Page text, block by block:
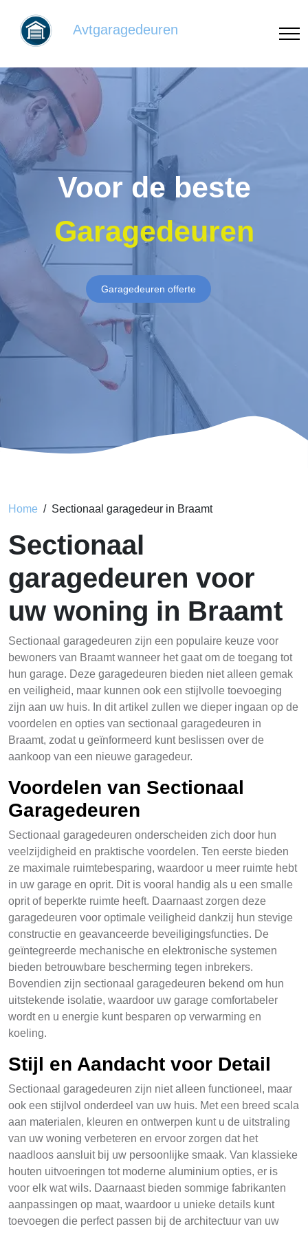
Avtgaragedeuren
Voor de beste
Garagedeuren
Garagedeuren offerte
Home Sectionaal garagedeur in Braamt
Sectionaal
garagedeuren voor
uw woning in Braamt
Sectionaal garagedeuren zijn een populaire keuze voor
bewoners van Braamt wanneer het gaat om de toegang tot
hun garage. Deze garagedeuren bieden niet alleen gemak
en veiligheid, maar kunnen ook een stijlvolle toevoeging
zijn aan uw huis. In dit artikel zullen we dieper ingaan op de
voordelen en opties van sectionaal garagedeuren in
Braamt, zodat u geïnformeerd kunt beslissen over de
aankoop van een nieuwe garagedeur.
Voordelen van Sectionaal
Garagedeuren
Sectionaal garagedeuren onderscheiden zich door hun
veelzijdigheid en praktische voordelen. Ten eerste bieden
ze maximale ruimtebesparing, waardoor u meer ruimte hebt
in uw garage en oprit. Dit is vooral handig als u een smalle
oprit of beperkte ruimte heeft. Daarnaast zorgen deze
garagedeuren voor optimale veiligheid dankzij hun stevige
constructie en geavanceerde beveiligingsfuncties. De
geïntegreerde mechanische en elektronische systemen
bieden betrouwbare bescherming tegen inbrekers.
Bovendien zijn sectionaal garagedeuren bekend om hun
uitstekende isolatie, waardoor uw garage comfortabeler
wordt en u energie kunt besparen op verwarming en
koeling.
Stijl en Aandacht voor Detail
Sectionaal garagedeuren zijn niet alleen functioneel, maar
ook een stijlvol onderdeel van uw huis. Met een breed scala
aan materialen, kleuren en ontwerpen kunt u de uitstraling
van uw woning verbeteren en ervoor zorgen dat het
naadloos aansluit bij uw persoonlijke smaak. Van klassieke
houten uitvoeringen tot moderne aluminium opties, er is
voor elk wat wils. Daarnaast bieden sommige fabrikanten
aanpassingen op maat, waardoor u unieke details kunt
toevoegen die perfect passen bij de architectuur van uw